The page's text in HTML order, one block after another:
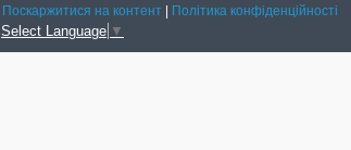
Поскаржитися на контент Політика конфіденційності
Select Language ▼